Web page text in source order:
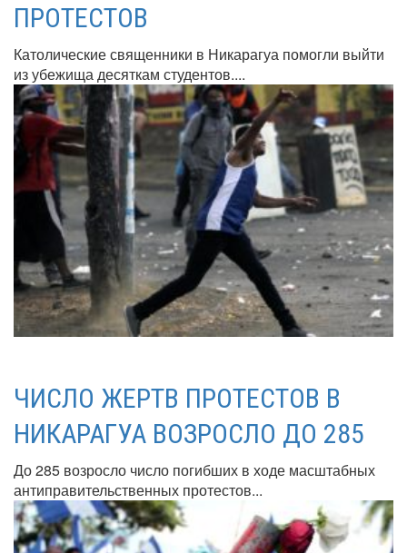
ПРОТЕСТОВ
Католические священники в Никарагуа помогли выйти
из убежища десяткам студентов....
ЧИСЛО ЖЕРТВ ПРОТЕСТОВ В
НИКАРАГУА ВОЗРОСЛО ДО 285
До 285 возросло число погибших в ходе масштабных
антиправительственных протестов...